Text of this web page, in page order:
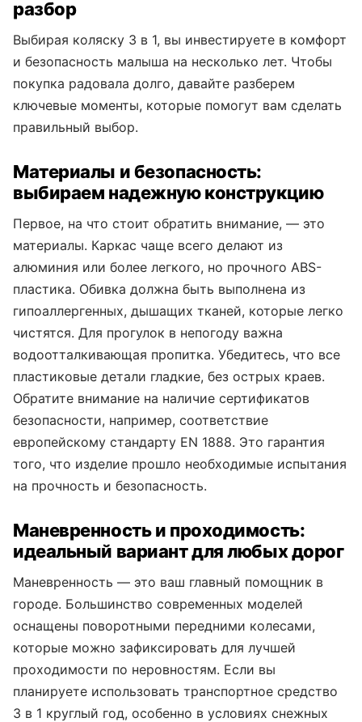
разбор
Выбирая коляску 3 в 1, вы инвестируете в комфорт
и безопасность малыша на несколько лет. Чтобы
покупка радовала долго, давайте разберем
ключевые моменты, которые помогут вам сделать
правильный выбор.
Материалы и безопасность:
выбираем надежную конструкцию
Первое, на что стоит обратить внимание, — это
материалы. Каркас чаще всего делают из
алюминия или более легкого, но прочного ABS-
пластика. Обивка должна быть выполнена из
гипоаллергенных, дышащих тканей, которые легко
чистятся. Для прогулок в непогоду важна
водоотталкивающая пропитка. Убедитесь, что все
пластиковые детали гладкие, без острых краев.
Обратите внимание на наличие сертификатов
безопасности, например, соответствие
европейскому стандарту EN 1888. Это гарантия
того, что изделие прошло необходимые испытания
на прочность и безопасность.
Маневренность и проходимость:
идеальный вариант для любых дорог
Маневренность — это ваш главный помощник в
городе. Большинство современных моделей
оснащены поворотными передними колесами,
которые можно зафиксировать для лучшей
проходимости по неровностям. Если вы
планируете использовать транспортное средство
3 в 1 круглый год, особенно в условиях снежных